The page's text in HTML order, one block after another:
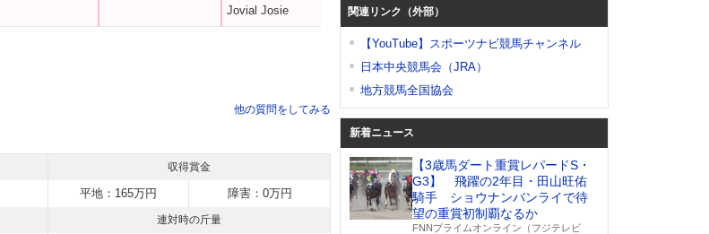
Jovial Josie
他の質問をしてみる
収得賞金
平地：165万円 障害：0万円
連対時の斤量
関連リンク（外部）
【YouTube】スポーツナビ競馬チャンネル
日本中央競馬会（JRA）
地方競馬全国協会
新着ニュース
【3歳馬ダート重賞レパードS・
G3】 飛躍の2年目・田山旺佑
騎手 ショウナンバンライで待
望の重賞初制覇なるか
FNNプライムオンライン（フジテレビ